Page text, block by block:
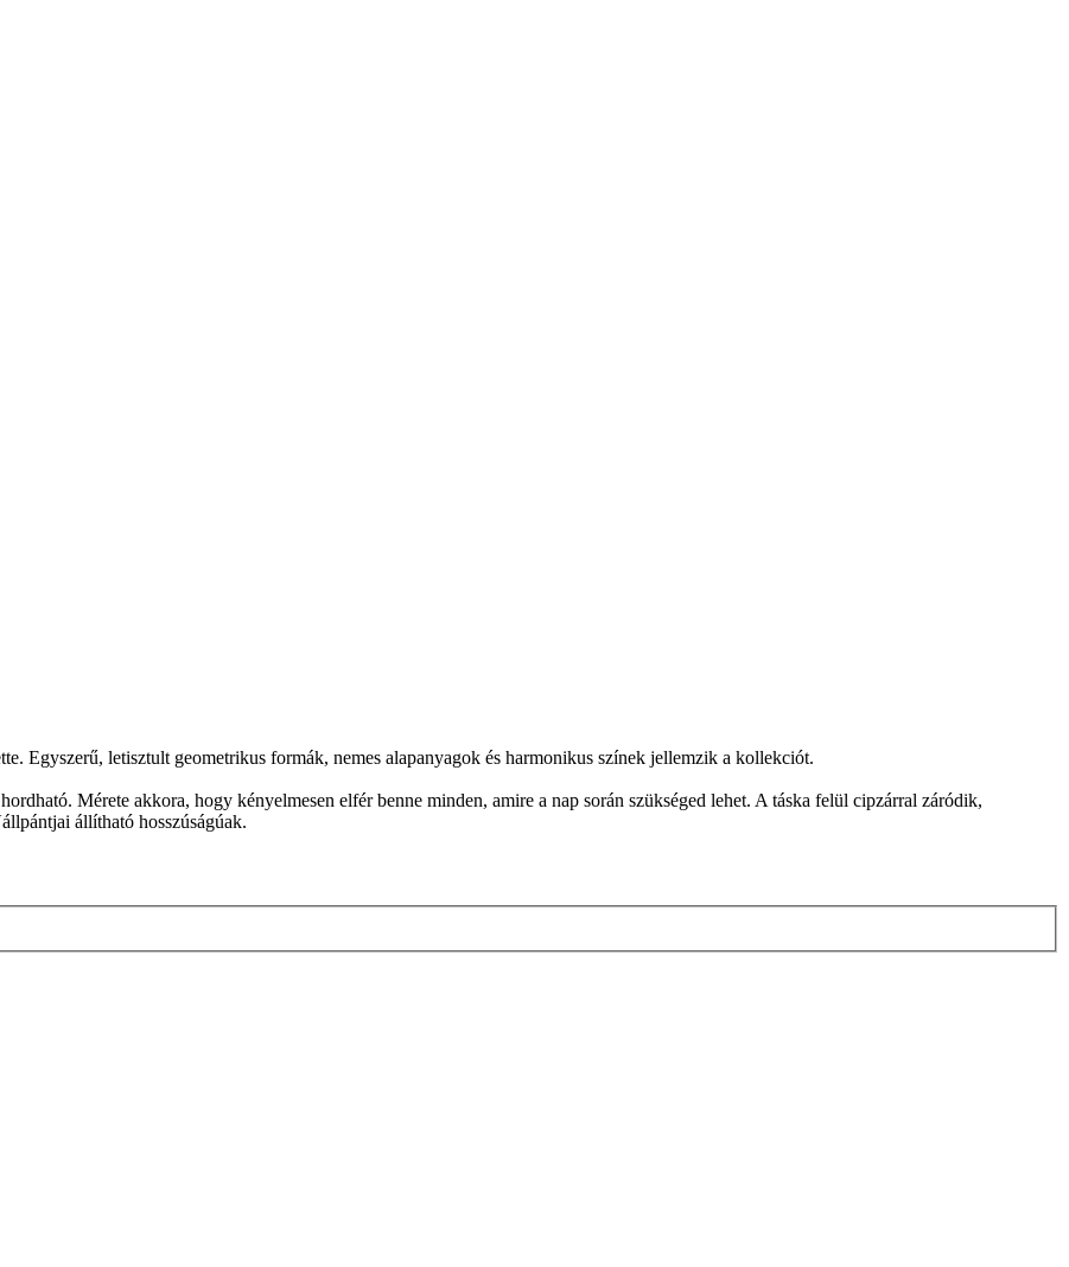
Egyszerű, letisztult geometrikus formák, nemes alapanyagok és harmonikus színek jellemzik a kollekciót.
Mérete akkora, hogy kényelmesen elfér benne minden, amire a nap során szükséged lehet. A táska felül cipzárral záródik,
állítható hosszúságúak.